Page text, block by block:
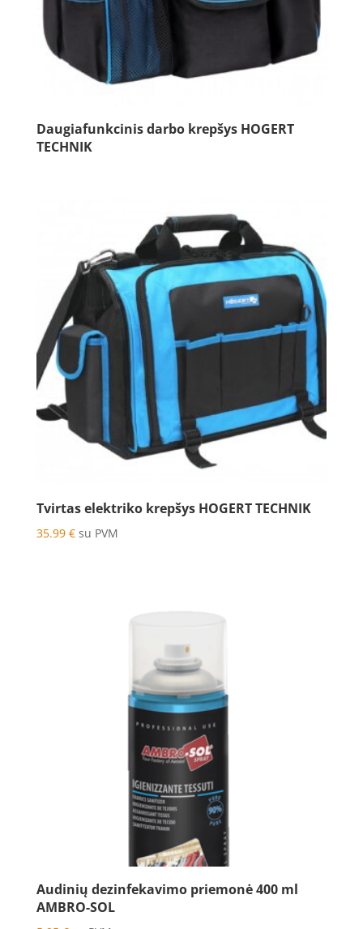
Daugiafunkcinis darbo krepšys HOGERT
TECHNIK
Tvirtas elektriko krepšys HOGERT TECHNIK
35.99 € su PVM
Audinių dezinfekavimo priemonė 400 ml
AMBRO-SOL